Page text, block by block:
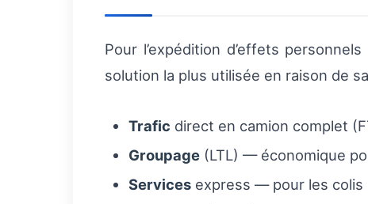
Pour l’expédition d’effets
solution la plus utilisée en raison de
Trafic direct en camion complet
Groupage (LTL) — économique
Services express — pour les